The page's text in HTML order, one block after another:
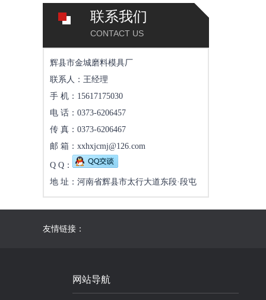
联系我们
CONTACT US
辉县市金城磨料模具厂
联系人：王经理
手 机：15617175030
电 话：0373-6206457
传 真：0373-6206467
邮 箱：xxhxjcmj@126.com
Q Q：
地 址：河南省辉县市太行大道东段·段屯
友情链接：
网站导航